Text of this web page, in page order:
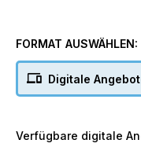
FORMAT AUSWÄHLEN:
Digitale
Verfügbare digitale